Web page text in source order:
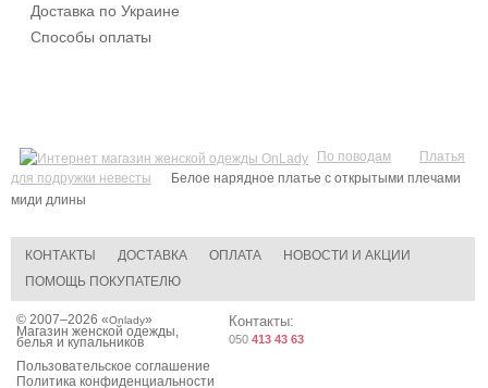
Доставка по Украине
Способы оплаты
По поводам
Платья
для подружки невесты
Белое нарядное платье с открытыми плечами
миди длины
КОНТАКТЫ ДОСТАВКА ОПЛАТА
НОВОСТИ И АКЦИИ
ПОМОЩЬ ПОКУПАТЕЛЮ
© 2007–2026 «Onlady»
Магазин женской одежды,
белья и купальников
Пользовательское соглашение
Политика конфиденциальности
Контакты:
050 413 43 63